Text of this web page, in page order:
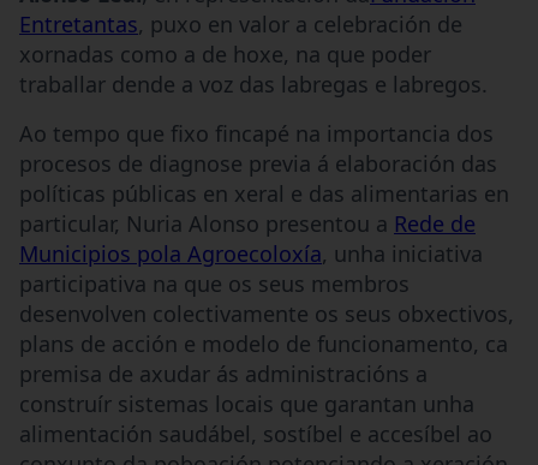
Entretantas, puxo en valor a celebración de
xornadas como a de hoxe, na que poder
traballar dende a voz das labregas e labregos.
Ao tempo que fixo fincapé na importancia dos
procesos de diagnose previa á elaboración das
políticas públicas en xeral e das alimentarias en
particular, Nuria Alonso presentou a Rede de
Municipios pola Agroecoloxía, unha iniciativa
participativa na que os seus membros
desenvolven colectivamente os seus obxectivos,
plans de acción e modelo de funcionamento, ca
premisa de axudar ás administracións a
construír sistemas locais que garantan unha
alimentación saudábel, sostíbel e accesíbel ao